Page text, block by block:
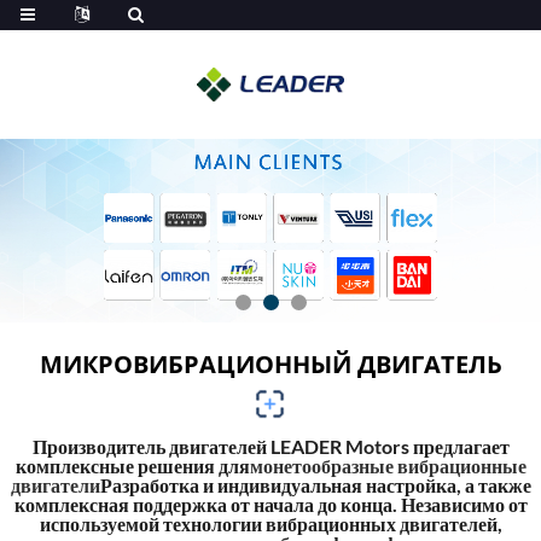
МИКРОВИБРАЦИОННЫЙ ДВИГАТЕЛЬ
Производитель двигателей LEADER Motors предлагает
комплексные решения длямонетообразные вибрационные
двигателиРазработка и индивидуальная настройка, а также
комплексная поддержка от начала до конца. Независимо от
используемой технологии вибрационных двигателей,